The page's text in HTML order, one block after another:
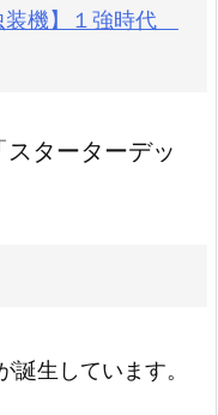
装機】１強時代
ターターデッ
誕生しています。